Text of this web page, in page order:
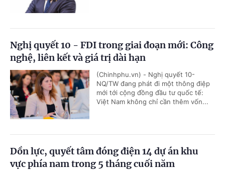
Nghị quyết 10 - FDI trong giai đoạn mới: Công
nghệ, liên kết và giá trị dài hạn
(Chinhphu.vn) - Nghị quyết 10-
NQ/TW đang phát đi một thông điệp
mới tới cộng đồng đầu tư quốc tế:
Việt Nam không chỉ cần thêm vốn...
Dồn lực, quyết tâm đóng điện 14 dự án khu
vực phía nam trong 5 tháng cuối năm